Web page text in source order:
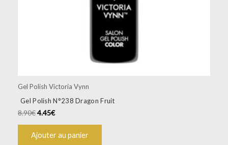
Gel Polish Victoria Vynn
Gel Polish N°238 Dragon Fruit
8.90€4.45€
Ajouter au panier